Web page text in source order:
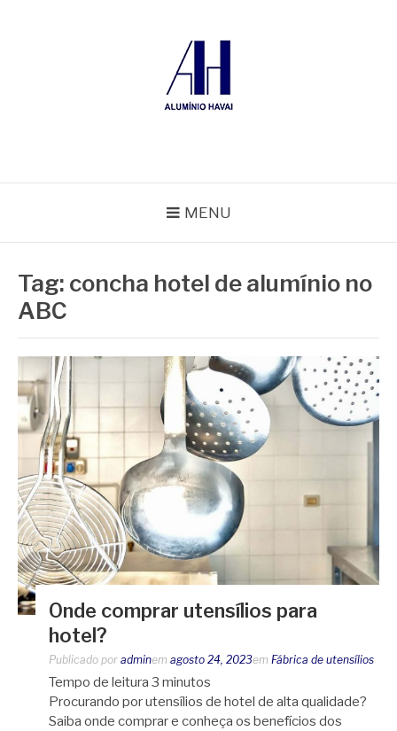
MENU
Tag: concha hotel de alumínio no
ABC
Onde comprar utensílios para
hotel?
Publicado por adminem agosto 24, 2023em Fábrica de utensílios
Tempo de leitura 3 minutos
Procurando por utensílios de hotel de alta qualidade?
Saiba onde comprar e conheça os benefícios dos